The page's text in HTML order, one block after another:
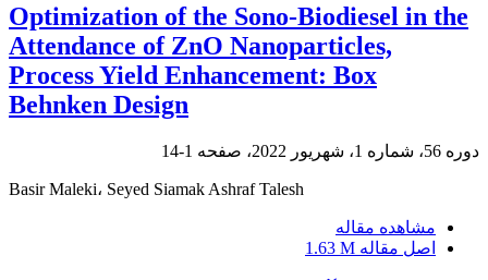
Optimization of the Sono-Biodiesel in the
Attendance of ZnO Nanoparticles,
Process Yield Enhancement: Box
Behnken Design
دوره 56، شماره 1، شهریور 2022، صفحه 1-14
Basir Maleki، Seyed Siamak Ashraf Talesh
مشاهده مقاله
اصل مقاله 1.63 M